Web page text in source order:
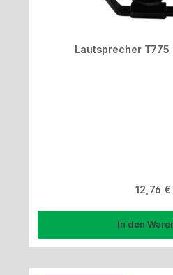
Lautsprecher T775
12,76
In den